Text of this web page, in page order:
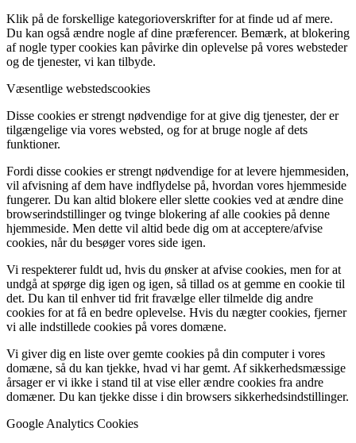
Klik på de forskellige kategorioverskrifter for at finde ud af mere.
Du kan også ændre nogle af dine præferencer. Bemærk, at blokering
af nogle typer cookies kan påvirke din oplevelse på vores websteder
og de tjenester, vi kan tilbyde.
Væsentlige webstedscookies
Disse cookies er strengt nødvendige for at give dig tjenester, der er
tilgængelige via vores websted, og for at bruge nogle af dets
funktioner.
Fordi disse cookies er strengt nødvendige for at levere hjemmesiden,
vil afvisning af dem have indflydelse på, hvordan vores hjemmeside
fungerer. Du kan altid blokere eller slette cookies ved at ændre dine
browserindstillinger og tvinge blokering af alle cookies på denne
hjemmeside. Men dette vil altid bede dig om at acceptere/afvise
cookies, når du besøger vores side igen.
Vi respekterer fuldt ud, hvis du ønsker at afvise cookies, men for at
undgå at spørge dig igen og igen, så tillad os at gemme en cookie til
det. Du kan til enhver tid frit fravælge eller tilmelde dig andre
cookies for at få en bedre oplevelse. Hvis du nægter cookies, fjerner
vi alle indstillede cookies på vores domæne.
Vi giver dig en liste over gemte cookies på din computer i vores
domæne, så du kan tjekke, hvad vi har gemt. Af sikkerhedsmæssige
årsager er vi ikke i stand til at vise eller ændre cookies fra andre
domæner. Du kan tjekke disse i din browsers sikkerhedsindstillinger.
Google Analytics Cookies